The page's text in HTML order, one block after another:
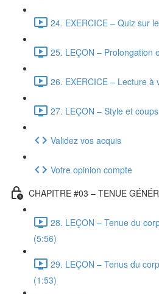
24. EXERCICE – Quiz sur
25. LEÇON – Prolongation
26. EXERCICE – Lecture
27. LEÇON – Style et
Validez vos acquis
Votre opinion compte
CHAPITRE #03 – TENUE
28. LEÇON – Tenue du
(5:56)
29. LEÇON – Tenus du
(1:53)